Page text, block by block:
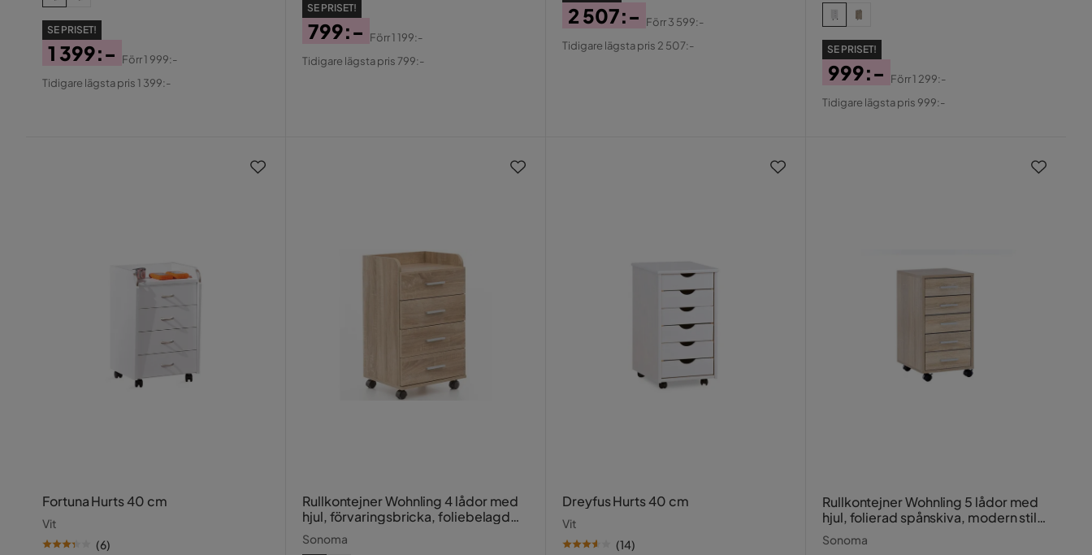
SE PRISET!
Pris
1 399:-
Original
Förr1 999:-
Tidigare lägsta pris 1 399:-
SE PRISET!
Pris
799:-
Original
Förr1 199:-
Tidigare lägsta pris 799:-
Pris
2 507:-
Original
Förr3 599:-
Tidigare lägsta pris 2 507:-
SE PRISET!
Pris
999:-
Original
Förr1 299:-
Tidigare lägsta pris 999:-
Fortuna Hurts 40 cm
Vit
(6)
Rullkontejner Wohnling 4 lådor med
hjul, förvaringsbricka, foliebelagd
spånskiva, modern stil Sonoma
Sonoma
Dreyfus Hurts 40 cm
Vit
(14)
Rullkontejner Wohnling 5 lådor med
hjul, folierad spånskiva, modern stil
Sonoma
Sonoma